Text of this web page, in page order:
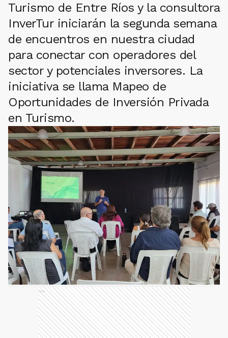
Turismo de Entre Ríos y la consultora
InverTur iniciarán la segunda semana
de encuentros en nuestra ciudad
para conectar con operadores del
sector y potenciales inversores. La
iniciativa se llama Mapeo de
Oportunidades de Inversión Privada
en Turismo.
Ads